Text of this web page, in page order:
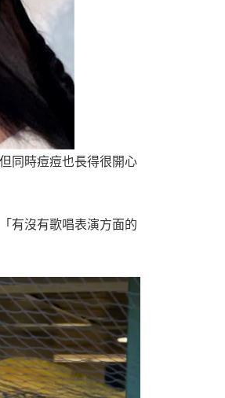
同時痘痘也長得很開心
有沒有歌唱表演方面的